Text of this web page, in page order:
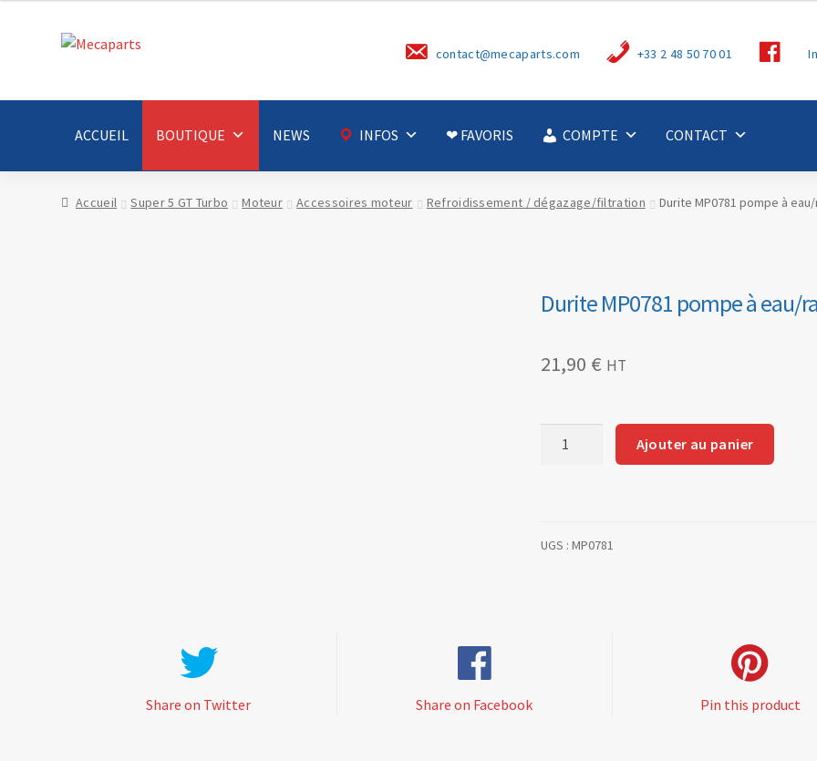
Aller
Aller
contact@mecaparts.com +33 2 48 50 70 01
e
ACCUEIL BOUTIQUE NEWS INFOS ❤ FAVORIS COMPTE CONTACT
Accueil Super 5 GT Turbo Moteur Accessoires moteur Refroidissement / dégazage/filtration Durite MP0781 pompe à
Durite MP0781 pompe à eau/
21,90 € HT
à
Ajouter au panier
UGS :MP0781
Share on Twitter Share on Facebook Pin this product